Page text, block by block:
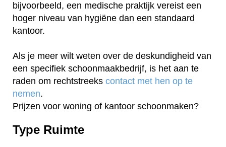
bijvoorbeeld, een medische praktijk vereist een
hoger niveau van hygiëne dan een standaard
kantoor.
Als je meer wilt weten over de deskundigheid van
een specifiek schoonmaakbedrijf, is het aan te
raden om rechtstreeks contact met hen op te
nemen.
Prijzen voor woning of kantoor schoonmaken?
Type Ruimte